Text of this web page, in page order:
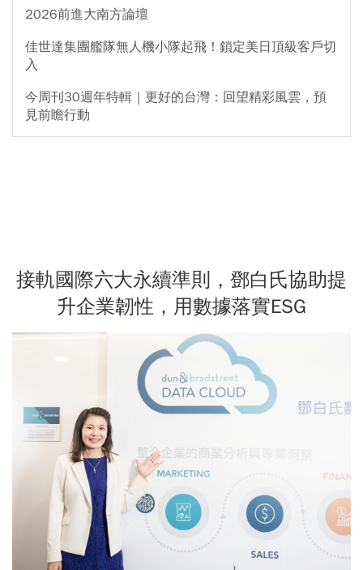
2026前進大南方論壇
佳世達集團艦隊無人機小隊起飛！鎖定美日頂級客戶切
入
今周刊30週年特輯｜更好的台灣：回望精彩風雲，預
見前瞻行動
接軌國際六大永續準則，鄧白氏協助提
升企業韌性，用數據落實ESG